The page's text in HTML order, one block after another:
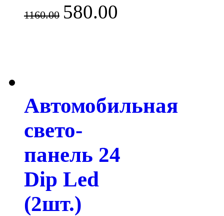
1160.00 580.00
Автомобильная
свето-
панель 24
Dip Led
(2шт.)